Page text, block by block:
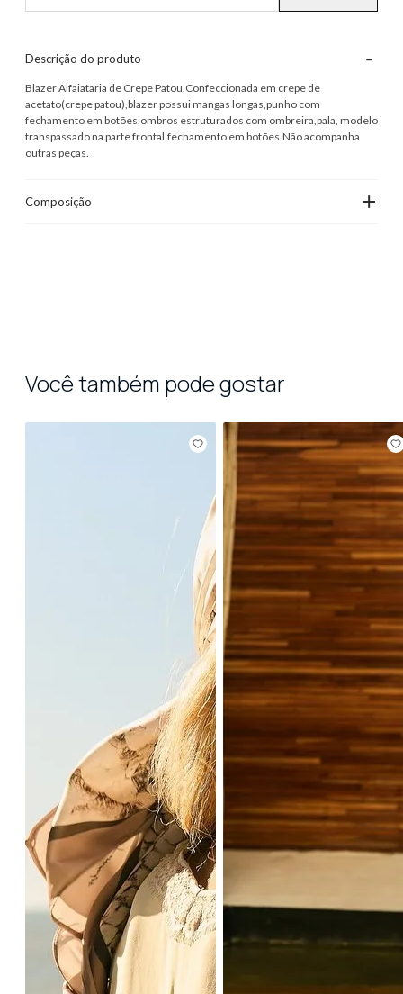
Descrição do produto -
Blazer Alfaiataria de Crepe Patou.Confeccionada em crepe de
acetato(crepe patou),blazer possui mangas longas,punho com
fechamento em botões,ombros estruturados com ombreira,pala, modelo
transpassado na parte frontal,fechamento em botões.Não acompanha
outras peças.
Composição +
Você também pode gostar